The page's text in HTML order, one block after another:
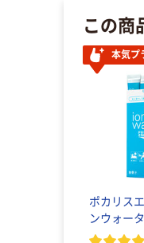
この商
本気プ
ポカリス
ンウォー